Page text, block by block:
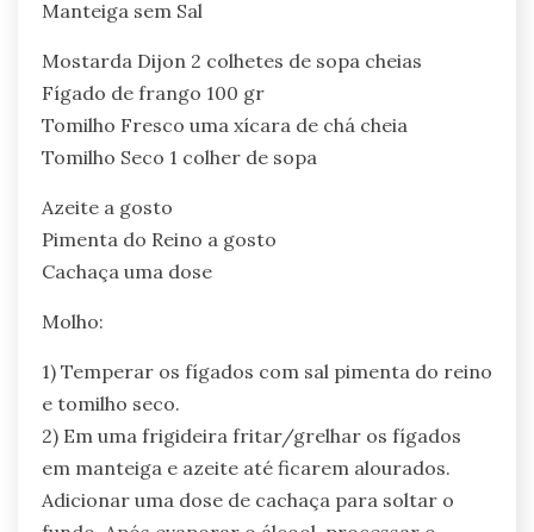
Manteiga sem Sal
Mostarda Dijon 2 colhetes de sopa cheias
Fígado de frango 100 gr
Tomilho Fresco uma xícara de chá cheia
Tomilho Seco 1 colher de sopa
Azeite a gosto
Pimenta do Reino a gosto
Cachaça uma dose
Molho:
1) Temperar os fígados com sal pimenta do reino
e tomilho seco.
2) Em uma frigideira fritar/grelhar os fígados
em manteiga e azeite até ficarem alourados.
Adicionar uma dose de cachaça para soltar o